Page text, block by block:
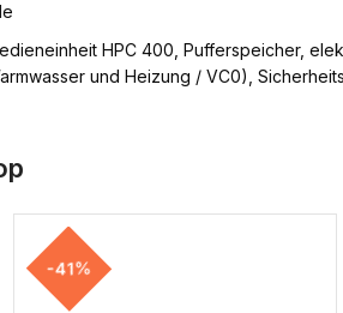
HPC 400, Pufferspeicher,
und Heizung / VC0),
-41%